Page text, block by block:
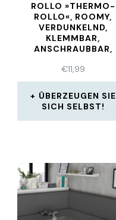
ROLLO »THERMO-
ROLLO«, ROOMY,
VERDUNKELND,
KLEMMBAR,
ANSCHRAUBBAR,
€11,99
ÜBERZEUGEN SIE
SICH SELBST!